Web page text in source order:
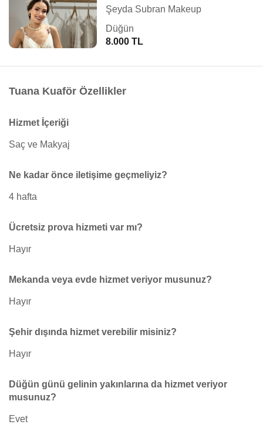
Şeyda Subran Makeup
Düğün
8.000 TL
Tuana Kuaför Özellikler
Hizmet İçeriği
Saç ve Makyaj
Ne kadar önce iletişime geçmeliyiz?
4 hafta
Ücretsiz prova hizmeti var mı?
Hayır
Mekanda veya evde hizmet veriyor musunuz?
Hayır
Şehir dışında hizmet verebilir misiniz?
Hayır
Düğün günü gelinin yakınlarına da hizmet veriyor
musunuz?
Evet